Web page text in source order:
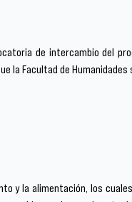
de intercambio del
la Facultad de
y la alimentación, los